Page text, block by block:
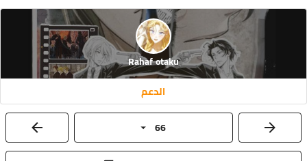
Rahaf otaku
الدعم
66